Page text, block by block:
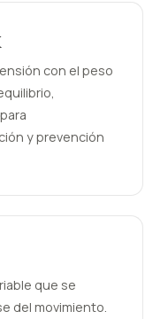
con el peso
y prevención
que se
del movimiento.